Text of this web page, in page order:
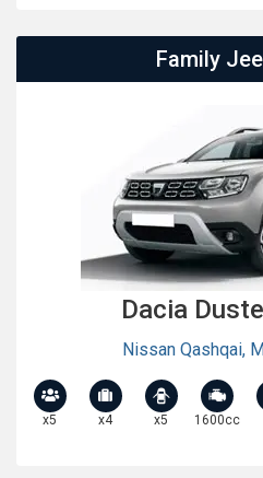
Family
Dacia
Nissan Qashqai,
x5 x4 x5 1600cc